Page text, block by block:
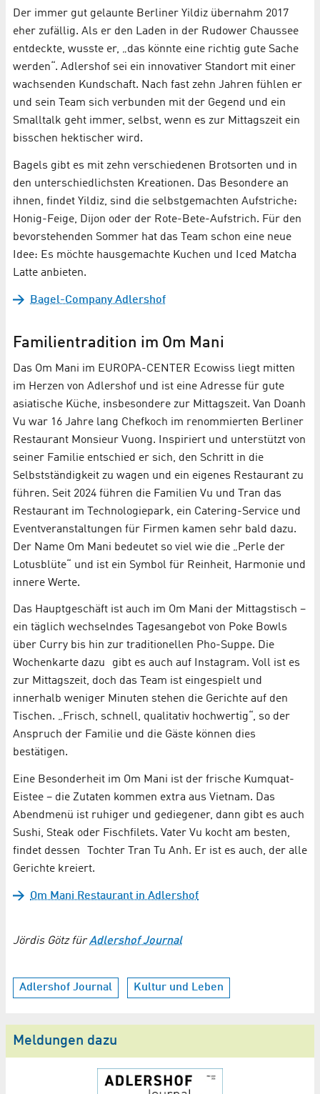
Der immer gut gelaunte Berliner Yildiz übernahm 2017
eher zufällig. Als er den Laden in der Rudower Chaussee
entdeckte, wusste er, „das könnte eine richtig gute Sache
werden“. Adlershof sei ein innovativer Standort mit einer
wachsenden Kundschaft. Nach fast zehn Jahren fühlen er
und sein Team sich verbunden mit der Gegend und ein
Smalltalk geht immer, selbst, wenn es zur Mittagszeit ein
bisschen hektischer wird.
Bagels gibt es mit zehn verschiedenen Brotsorten und in
den unterschiedlichsten Kreationen. Das Besondere an
ihnen, findet Yildiz, sind die selbstgemachten Aufstriche:
Honig-Feige, Dijon oder der Rote-Bete-Aufstrich. Für den
bevorstehenden Sommer hat das Team schon eine neue
Idee: Es möchte hausgemachte Kuchen und Iced Matcha
Latte anbieten.
Bagel-Company Adlershof
Familientradition im Om Mani
Das Om Mani im EUROPA-CENTER Ecowiss liegt mitten
im Herzen von Adlershof und ist eine Adresse für gute
asiatische Küche, insbesondere zur Mittagszeit. Van Doanh
Vu war 16 Jahre lang Chefkoch im renommierten Berliner
Restaurant Monsieur Vuong. Inspiriert und unterstützt von
seiner Familie entschied er sich, den Schritt in die
Selbstständigkeit zu wagen und ein eigenes Restaurant zu
führen. Seit 2024 führen die Familien Vu und Tran das
Restaurant im Technologiepark, ein Catering-Service und
Eventveranstaltungen für Firmen kamen sehr bald dazu.
Der Name Om Mani bedeutet so viel wie die „Perle der
Lotusblüte“ und ist ein Symbol für Reinheit, Harmonie und
innere Werte.
Das Hauptgeschäft ist auch im Om Mani der Mittagstisch –
ein täglich wechselndes Tagesangebot von Poke Bowls
über Curry bis hin zur traditionellen Pho-Suppe. Die
Wochenkarte dazu gibt es auch auf Instagram. Voll ist es
zur Mittagszeit, doch das Team ist eingespielt und
innerhalb weniger Minuten stehen die Gerichte auf den
Tischen. „Frisch, schnell, qualitativ hochwertig“, so der
Anspruch der Familie und die Gäste können dies
bestätigen.
Eine Besonderheit im Om Mani ist der frische Kumquat-
Eistee – die Zutaten kommen extra aus Vietnam. Das
Abendmenü ist ruhiger und gediegener, dann gibt es auch
Sushi, Steak oder Fischfilets. Vater Vu kocht am besten,
findet dessen Tochter Tran Tu Anh. Er ist es auch, der alle
Gerichte kreiert.
Om Mani Restaurant in Adlershof
Jördis Götz fürAdlershof Journal
Adlershof Journal Kultur und Leben
Meldungen dazu